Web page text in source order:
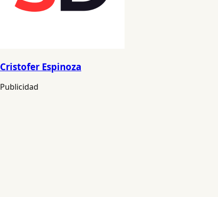
Cristofer Espinoza
Publicidad